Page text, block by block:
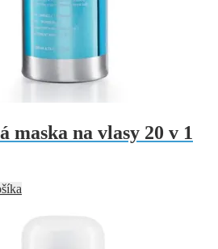
maska na vlasy 20 v 1